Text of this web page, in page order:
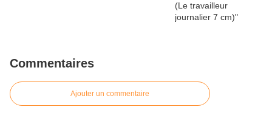
Commentaires
Ajouter un commentaire